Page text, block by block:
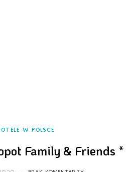
W POLSCE
Family & Friends *